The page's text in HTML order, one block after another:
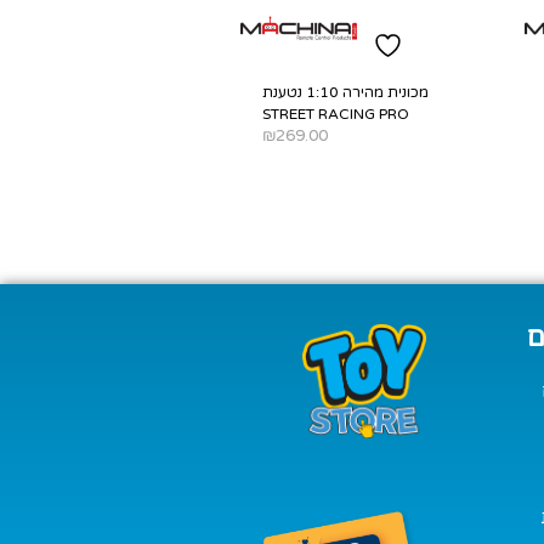
מכונית מהירה 1:10 נטענת
STREET RACING PRO
₪269.00